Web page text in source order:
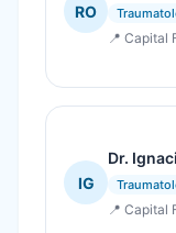
RO
📍 Capital
IG
Dr.
📍 Capital